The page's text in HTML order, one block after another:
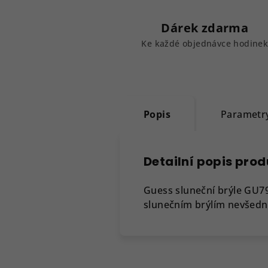
Dárek zdarma
Ke každé objednávce hodinek
Popis
Detailní popis
Guess sluneční brýle
slunečním brýlím